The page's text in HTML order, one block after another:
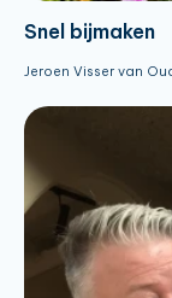
Snel bijmaken
Jeroen Visser van